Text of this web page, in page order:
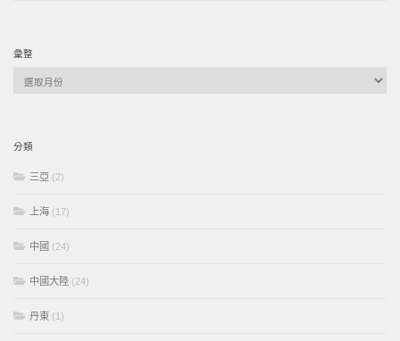
彙整
分類
三亞 (2)
上海 (17)
中國 (24)
中國大陸 (24)
丹東 (1)